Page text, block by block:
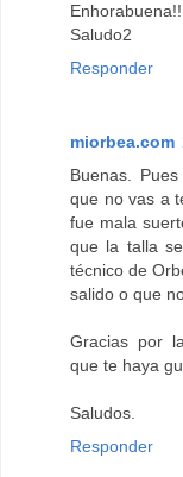
Saludo2
Responder
miorbea.com
Buenas.
que no vas a
fue mala
que la talla
técnico de
salido o que
Gracias por
que te haya
Saludos.
Responder